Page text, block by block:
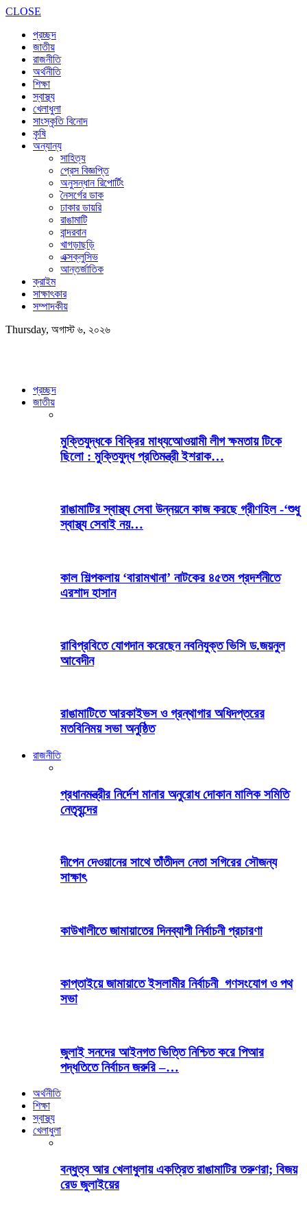
CLOSE
প্রচ্ছদ
জাতীয়
রাজনীতি
অর্থনীতি
শিক্ষা
স্বাস্থ্য
খেলাধুলা
সাংস্কৃতি বিনোদ
কৃষি
অন্যান্য
সাহিত্য
প্রেস বিজ্ঞপ্তি
অনুসন্ধান রিপোর্টিং
নৈসর্গের ডাক
ঢাকার ডায়রি
রাঙামাটি
বান্দরবান
খাগড়াছড়ি
এক্সক্লুসিভ
আন্তর্জাতিক
ক্রাইম
সাক্ষাৎকার
সম্পাদকীয়
Thursday, অগাস্ট ৬, ২০২৬
প্রচ্ছদ
জাতীয়
মুক্তিযুদ্ধকে বিক্রির মাধ্যআেওয়ামী লীগ ক্ষমতায় টিকে
ছিলো : মুক্তিযুদ্ধ প্রতিমন্ত্রী ইশরাক…
রাঙামাটির স্বাস্থ্য সেবা উন্নয়নে কাজ করছে গ্রীণহিল -‘শুধু
স্বাস্থ্য সেবাই নয়…
কাল শিল্পকলায় ‘বারামখানা’ নাটকের ৪৫তম প্রদর্শনীতে
এরশাদ হাসান
রাবিপ্রবিতে যোগদান করেছেন নবনিযুক্ত ভিসি ড.জয়নুল
আবেদীন
রাঙামাটিতে আরকাইভস ও গ্রন্থাগার অধিদপ্তরের
মতবিনিময় সভা অনুষ্ঠিত
রাজনীতি
প্রধানমন্ত্রীর নির্দেশ মানার অনুরোধ দোকান মালিক সমিতি
নেতৃবৃন্দের
দীপেন দেওয়ানের সাথে তাঁতীদল নেতা সগিরের সৌজন্য
সাক্ষাৎ
কাউখালীতে জামায়াতের দিনব্যাপী নির্বাচনী প্রচারণা
কাপ্তাইয়ে জামায়াতে ইসলামীর নির্বাচনী গণসংযোগ ও পথ
সভা
জুলাই সনদের আইনগত ভিত্তি নিশ্চিত করে পিআর
পদ্ধতিতে নির্বাচন জরুরি –…
অর্থনীতি
শিক্ষা
স্বাস্থ্য
খেলাধুলা
বন্ধুত্ব আর খেলাধুলায় একত্রিত রাঙামাটির তরুণরা; বিজয়
রেড জুলাইয়ের